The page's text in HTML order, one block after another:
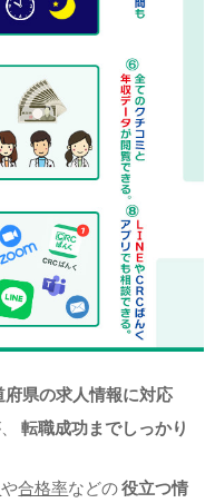
府県の求人情報に対応
転職成功までしっかり
や合格率などの役立つ情